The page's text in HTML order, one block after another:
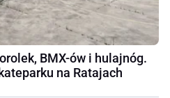
BMX-ów i hulajnóg.
na Ratajach